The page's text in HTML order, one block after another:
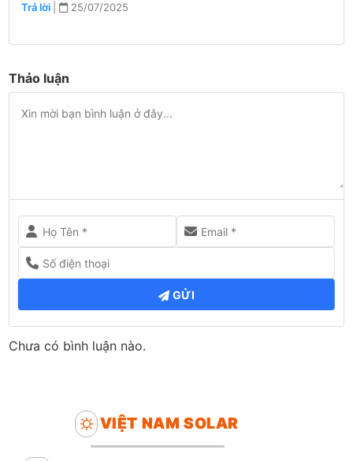
Trả lời | 25/07/2025
Thảo luận
GỬI
Chưa có bình luận nào.
VIỆT NAM SOLAR